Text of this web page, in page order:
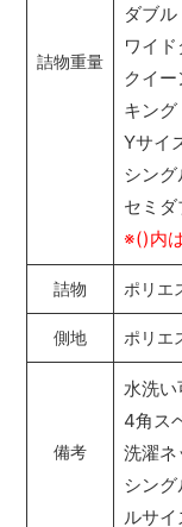
詰物重量
ダブル
ワイ
クイ
キング
Yサイ
シン
セミ
※()内
詰物 ポリエ
側地 ポリエ
備考
水洗い
4角ス
洗濯
シン
ルサ